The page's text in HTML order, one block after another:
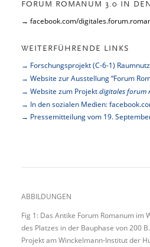
FORUM ROMANUM 3.0 IN
→ facebook.com/
WEITERFÜHRENDE LINKS
→ Forschungsprojekt (C-6-1)
→ Website zur Ausstellung “Forum
→ Website zum Projektdigitales forum
→ In den sozialen Medien:
→ Pressemitteilung vom 19.
ABBILDUNGEN
Fig 1: Das Antike Forum Romanum im
des Platzes in der Bauphase von 200
Projekt am Winckelmann-Institut der